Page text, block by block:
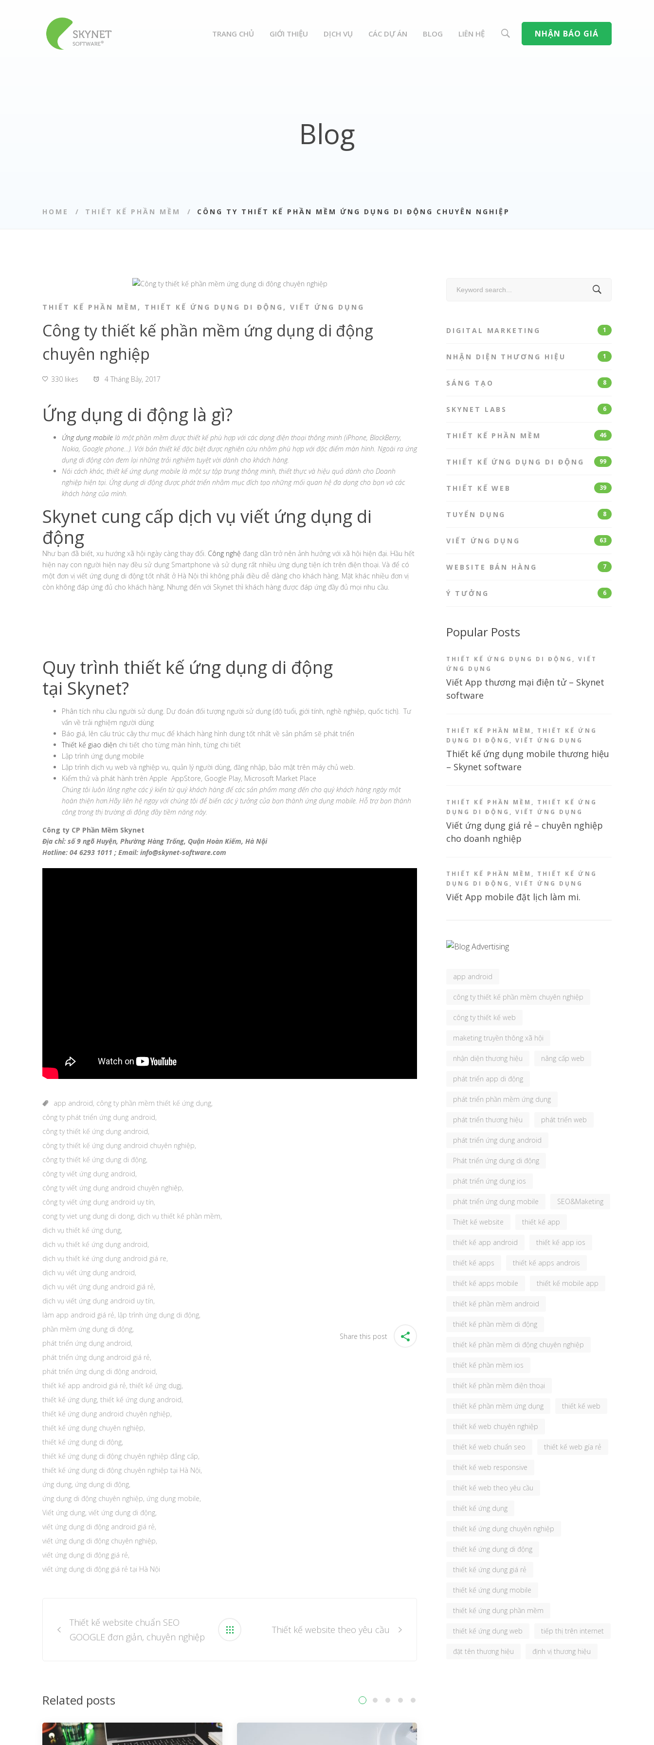
TRANG CHỦ GIỚI THIỆU DỊCH VỤ CÁC DỰ ÁN BLOG LIÊN HỆ NHẬN BÁO GIÁ
Blog
HOME THIẾT KẾ PHẦN MỀM CÔNG TY THIẾT KẾ PHẦN MỀM ỨNG DỤNG DI ĐỘNG CHUYÊN NGHIỆP
THIẾT KẾ PHẦN MỀM , THIẾT KẾ ỨNG DỤNG DI ĐỘNG , VIẾT ỨNG DỤNG
Công ty thiết kế phần mềm ứng dụng di động
chuyên nghiệp
330 likes 4 Tháng Bảy, 2017
Ứng dụng di động là gì?
Ứng dụng mobile là một phần mềm được thiết kế phù hợp với các dạng điện thoại thông minh (iPhone, BlackBerry,
Nokia, Google phone…). Với bản thiết kế đặc biệt được nghiên cứu nhằm phù hợp với đặc điểm màn hình. Ngoài ra ứng
dụng di động còn đem lại những trải nghiệm tuyệt vời dành cho khách hàng.
Nói cách khác, thiết kế ứng dụng mobile là một sự tập trung thông minh, thiết thực và hiệu quả dành cho Doanh
nghiệp hiện tại. Ứng dụng di động được phát triển nhằm mục đích tạo những mối quan hệ đa dạng cho bạn và các
khách hàng của mình.
Skynet cung cấp dịch vụ viết ứng dụng di
động
Như bạn đã biết, xu hướng xã hội ngày càng thay đổi. Công nghệ đang dần trở nên ảnh hưởng với xã hội hiện đại. Hầu hết
hiện nay con người hiện nay đều sử dụng Smartphone và sử dụng rất nhiều ứng dụng tiện ích trên điện thoại. Và để có
một đơn vị viết ứng dụng di động tốt nhất ở Hà Nội thì không phải điều dễ dàng cho khách hàng. Mặt khác nhiều đơn vị
còn không đáp ứng đủ cho khách hàng. Nhưng đến với Skynet thì khách hàng được đáp ứng đầy đủ mọi nhu cầu.
Quy trình thiết kế ứng dụng di động
tại Skynet?
Phân tích nhu cầu người sử dụng. Dự đoán đối tượng người sử dụng (độ tuổi, giới tính, nghề nghiệp, quốc tịch). Tư
vấn về trải nghiệm người dùng
Báo giá, lên cấu trúc cây thư mục để khách hàng hình dung tốt nhất về sản phẩm sẽ phát triển
Thiết kế giao diện chi tiết cho từng màn hình, từng chi tiết
Lập trình ứng dụng mobile
Lập trình dịch vụ web và nghiệp vụ, quản lý người dùng, đăng nhập, bảo mật trên máy chủ web.
Kiểm thử và phát hành trên Apple AppStore, Google Play, Microsoft Market Place
Chúng tôi luôn lắng nghe các ý kiến từ quý khách hàng để các sản phẩm mang đến cho quý khách hàng ngày một
hoàn thiện hơn.Hãy liên hệ ngay với chúng tôi để biến các ý tưởng của bạn thành ứng dụng mobile. Hỗ trợ bạn thành
công trong thị trường di động đầy tiềm năng này.
Công ty CP Phần Mềm Skynet
Địa chỉ: số 9 ngõ Huyện, Phường Hàng Trống, Quận Hoàn Kiếm, Hà Nội
Hotline: 04 6293 1011 ; Email: info@skynet-software.com
app android, công ty phần mềm thiết kế ứng dụng,
công ty phát triển ứng dụng android,
công ty thiết kế ứng dụng android,
công ty thiết kế ứng dụng android chuyên nghiệp,
công ty thiết kế ứng dụng di động,
công ty viết ứng dụng android,
công ty viết ứng dụng android chuyên nghiêp,
công ty viết ứng dụng android uy tín,
cong ty viet ung dung di dong, dịch vụ thiết kế phần mềm,
dịch vụ thiết kế ứng dụng,
dịch vụ thiết kế ứng dụng android,
dịch vụ thiết ké ứng dụng android giá re,
dịch vụ viết ứng dụng android,
dịch vụ viết ứng dụng android giá rẻ,
dịch vụ viết ứng dụng android uy tín,
làm app android giá rẻ, lập trình ứng dụng di động,
phần mềm ứng dụng di động,
phát triển ứng dụng android,
phát triển ứng dụng android giá rẻ,
phát triển ứng dụng di động android,
thiết kế app android giá rẻ, thiết kế ứng dugj,
thiết kế ứng dụng, thiết kế ứng dụng android,
thiết kế ứng dụng android chuyên nghiệp,
thiết kế ứng dụng chuyên nghiệp,
thiết kế ứng dụng di động,
thiết kế ứng dụng di động chuyên nghiệp đẳng cấp,
thiết kế ứng dụng di động chuyên nghiệp tại Hà Nội,
ứng dụng, ứng dụng di động,
ứng dụng di động chuyên nghiệp, ứng dụng mobile,
Viết ứng dụng, viết ứng dụng di động,
viết ứng dụng di động android giá rẻ,
viết ứng dụng di động chuyên nghiệp,
viết ứng dụng di động giá rẻ,
viết ứng dụng di động giá rẻ tại Hà Nội
Share this post
navigation
Thiết kế website chuẩn SEO
GOOGLE đơn giản, chuyên nghiệp
Thiết kế website theo yêu cầu
Related posts
DIGITAL MARKETING 1
NHẬN DIỆN THƯƠNG HIỆU 1
SÁNG TẠO 8
SKYNET LABS 6
THIẾT KẾ PHẦN MỀM 46
THIẾT KẾ ỨNG DỤNG DI ĐỘNG 99
THIẾT KẾ WEB 39
TUYỂN DỤNG 8
VIẾT ỨNG DỤNG 63
WEBSITE BÁN HÀNG 7
Ý TƯỞNG 6
Popular Posts
THIẾT KẾ ỨNG DỤNG DI ĐỘNG , VIẾT
ỨNG DỤNG
Viết App thương mại điện tử – Skynet
software
THIẾT KẾ PHẦN MỀM , THIẾT KẾ ỨNG
DỤNG DI ĐỘNG , VIẾT ỨNG DỤNG
Thiết kế ứng dụng mobile thương hiệu
– Skynet software
THIẾT KẾ PHẦN MỀM , THIẾT KẾ ỨNG
DỤNG DI ĐỘNG , VIẾT ỨNG DỤNG
Viết ứng dụng giá rẻ – chuyên nghiệp
cho doanh nghiệp
THIẾT KẾ PHẦN MỀM , THIẾT KẾ ỨNG
DỤNG DI ĐỘNG , VIẾT ỨNG DỤNG
Viết App mobile đặt lịch làm mi.
app android
công ty thiết kế phần mềm chuyên nghiệp
công ty thiết kế web
maketing truyền thông xã hội
nhận diện thương hiệu nâng cấp web
phát triển app di động
phát triển phần mềm ứng dụng
phát triển thương hiệu phát triển web
phát triển ứng dụng android
Phát triển ứng dụng di động
phát triển ứng dụng ios
phát triển ứng dụng mobile SEO&Maketing
Thiêt kế website thiết kế app
thiết kế app android thiết kế app ios
thiết kế apps thiết kế apps androis
thiết kế apps mobile thiết kế mobile app
thiết kế phần mềm android
thiết kế phần mềm di động
thiết kế phần mềm di động chuyên nghiệp
thiết kế phần mềm ios
thiết kế phần mềm điện thoại
thiết kế phần mềm ứng dụng thiết kế web
thiết kế web chuyên nghiệp
thiết kế web chuẩn seo thiết kế web gía rẻ
thiết kế web responsive
thiết kế web theo yêu cầu
thiết kế ứng dụng
thiết kế ứng dụng chuyên nghiệp
thiết kế ứng dụng di động
thiết kế ứng dụng giá rẻ
thiết kế ứng dụng mobile
thiết kế ứng dụng phần mềm
thiết kế ứng dụng web tiếp thị trên internet
đặt tên thương hiệu định vị thương hiệu